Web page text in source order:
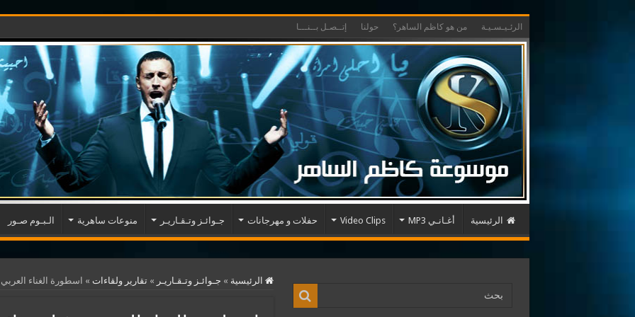
الرئـيـسـيـة من هو كاظم الساهر؟ حولنا إتــصـل بــنـــا
الرئيسية أغـانـي MP3 Video Clips حفلات و مهرجانات جـوائـز وتـقـاريـر منوعات ساهرية الـبـوم صـور
الرئيسية » جـوائـز وتـقـاريـر » تقارير ولقاءات » اسطورة الغناء العربي –